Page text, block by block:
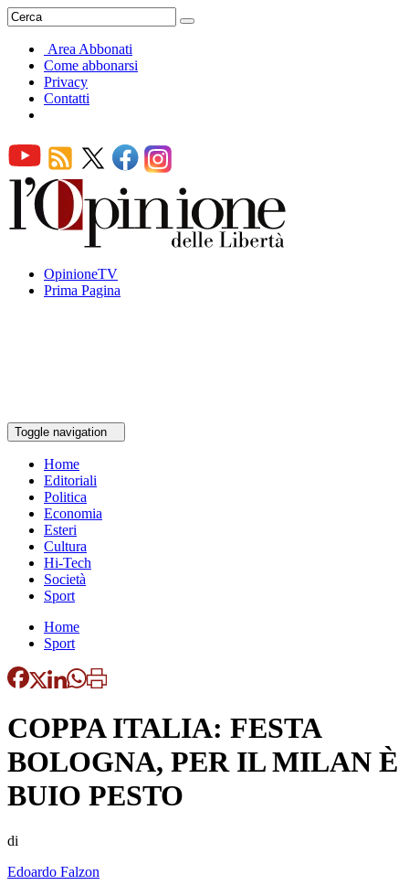
Area Abbonati
Come abbonarsi
Privacy
Contatti
OpinioneTV
Prima Pagina
Toggle navigation
Home
Editoriali
Politica
Economia
Esteri
Cultura
Hi-Tech
Società
Sport
Home
Sport
COPPA ITALIA: FESTA
BOLOGNA, PER IL MILAN È
BUIO PESTO
di
Edoardo Falzon